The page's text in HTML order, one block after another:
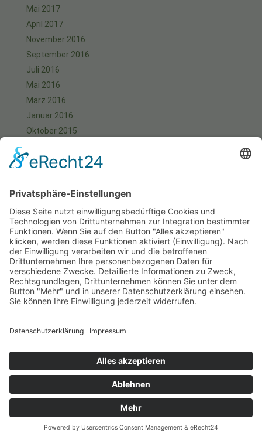
Mai 2017
April 2017
November 2016
September 2016
Juli 2016
Mai 2016
März 2016
Januar 2016
Oktober 2015
August 2015
Juni 2015
Mai 2015
April 2015
März 2015
Januar 2015
Meta
Anmelden
Start Aktuell Fotos
Kontakt
Datenschutzerklärung
Cookie-Einstellungen